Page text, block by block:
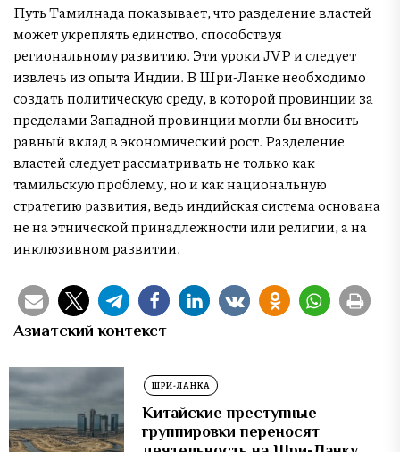
Путь Тамилнада показывает, что разделение властей
может укреплять единство, способствуя
региональному развитию. Эти уроки JVP и следует
извлечь из опыта Индии. В Шри-Ланке необходимо
создать политическую среду, в которой провинции за
пределами Западной провинции могли бы вносить
равный вклад в экономический рост. Разделение
властей следует рассматривать не только как
тамильскую проблему, но и как национальную
стратегию развития, ведь индийская система основана
не на этнической принадлежности или религии, а на
инклюзивном развитии.
Азиатский контекст
ШРИ-ЛАНКА
Китайские преступные
группировки переносят